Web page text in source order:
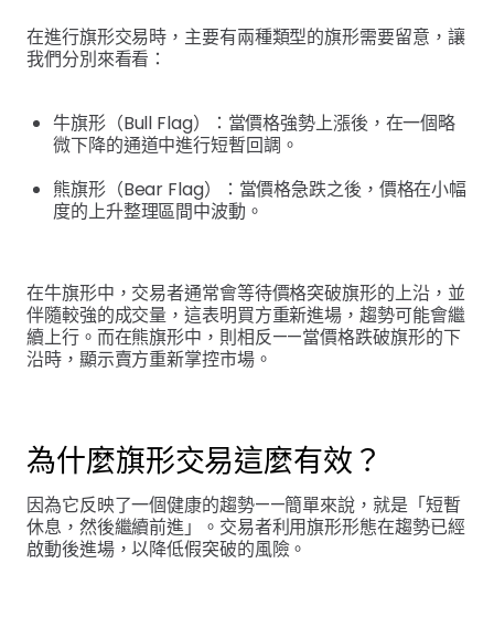
在進行旗形交易時，主要有兩種類型的旗形需要留意，讓
我們分別來看看：
牛旗形（Bull Flag）：當價格強勢上漲後，在一個略
微下降的通道中進行短暫回調。
熊旗形（Bear Flag）：當價格急跌之後，價格在小幅
度的上升整理區間中波動。
在牛旗形中，交易者通常會等待價格突破旗形的上沿，並
伴隨較強的成交量，這表明買方重新進場，趨勢可能會繼
續上行。而在熊旗形中，則相反——當價格跌破旗形的下
沿時，顯示賣方重新掌控市場。
為什麼旗形交易這麼有效？
因為它反映了一個健康的趨勢——簡單來說，就是「短暫
休息，然後繼續前進」。交易者利用旗形形態在趨勢已經
啟動後進場，以降低假突破的風險。